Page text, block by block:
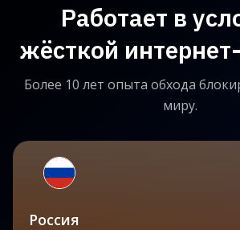
Работает в
жёсткой
Более 10 лет опыта обхода
миру.
Россия